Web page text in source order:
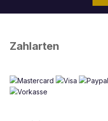
Zahlarten